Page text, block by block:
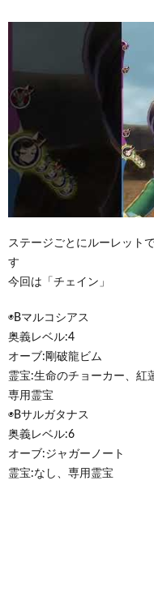
ステージごとにルーレット
す
今回は「チェイン」
◉Bマルコシアス
奥義レベル:4
オーブ:剛破龍ビム
霊宝:生命のチョーカー、紅
専用霊宝
◉Bサルガタナス
奥義レベル:6
オーブ:ジャガーノート
霊宝:なし、専用霊宝